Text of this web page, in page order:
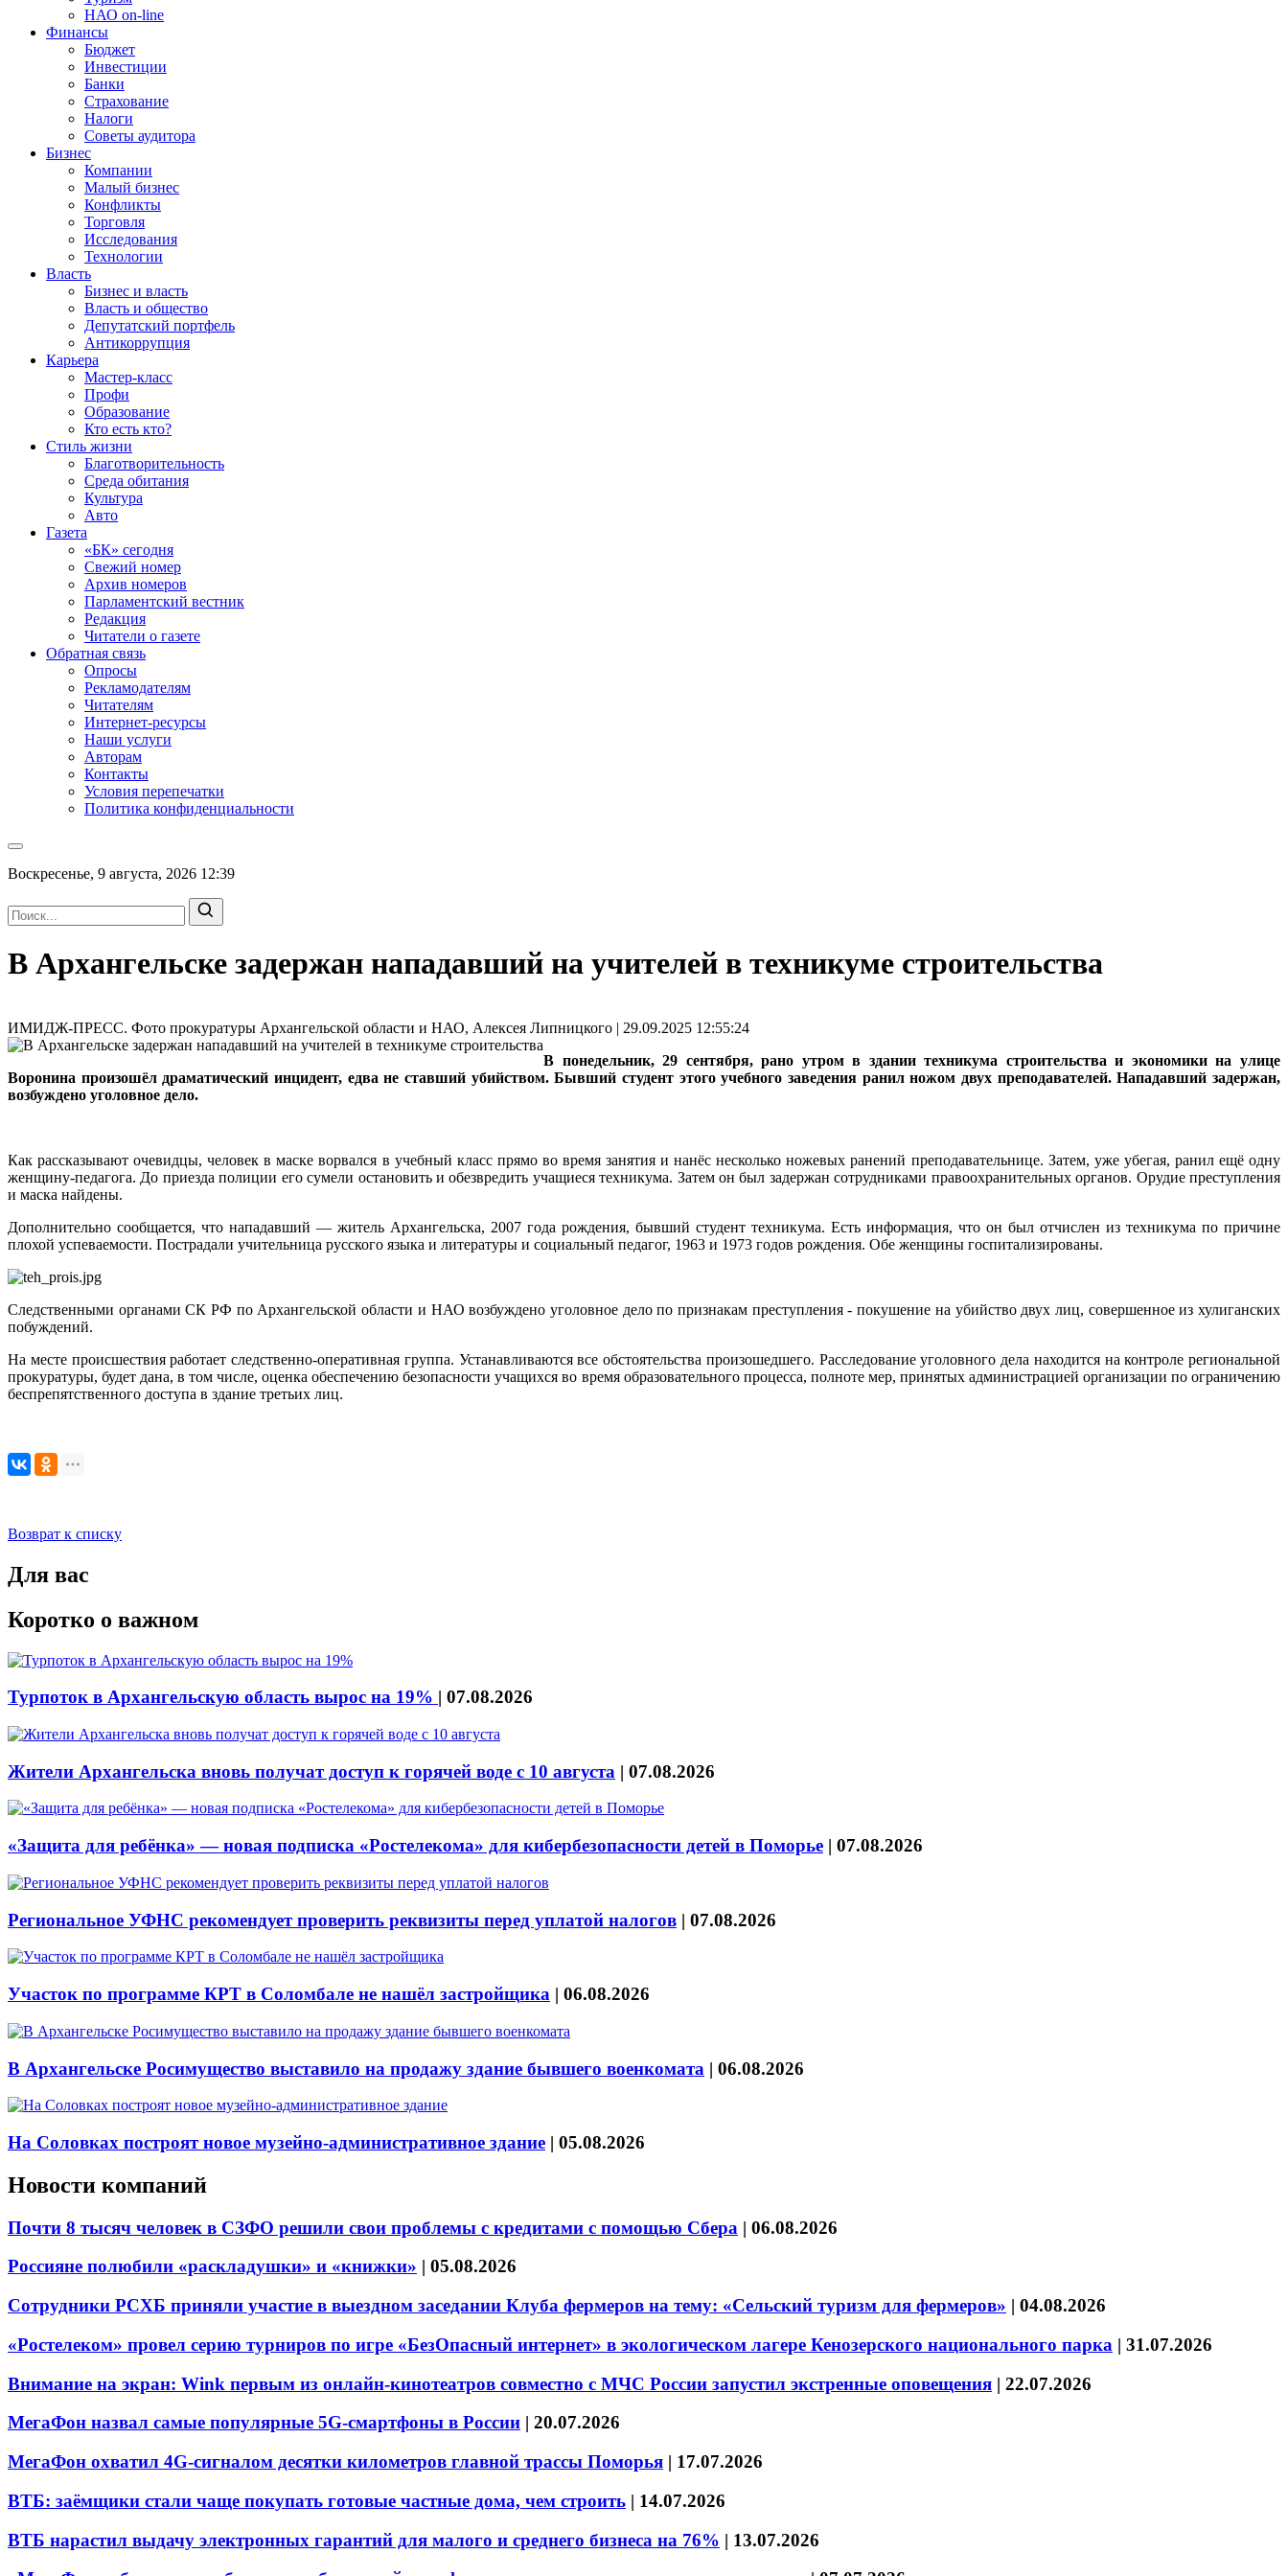
НАО on-line
Финансы
Бюджет
Инвестиции
Банки
Страхование
Налоги
Советы аудитора
Бизнес
Компании
Малый бизнес
Конфликты
Торговля
Исследования
Технологии
Власть
Бизнес и власть
Власть и общество
Депутатский портфель
Антикоррупция
Карьера
Мастер-класс
Профи
Образование
Кто есть кто?
Стиль жизни
Благотворительность
Среда обитания
Культура
Авто
Газета
«БК» сегодня
Свежий номер
Архив номеров
Парламентский вестник
Редакция
Читатели о газете
Обратная связь
Опросы
Рекламодателям
Читателям
Интернет-ресурсы
Наши услуги
Авторам
Контакты
Условия перепечатки
Политика конфиденциальности
Воскресенье, 9 августа, 2026 12:39
В Архангельске задержан нападавший на учителей в техникуме строительства
ИМИДЖ-ПРЕСС. Фото прокуратуры Архангельской области и НАО, Алексея Липницкого | 29.09.2025 12:55:24
В понедельник, 29 сентября, рано утром в здании техникума строительства и экономики на улице
Воронина произошёл драматический инцидент, едва не ставший убийством. Бывший студент этого учебного заведения ранил ножом двух преподавателей. Нападавший задержан,
возбуждено уголовное дело.
Как рассказывают очевидцы, человек в маске ворвался в учебный класс прямо во время занятия и нанёс несколько ножевых ранений преподавательнице. Затем, уже убегая, ранил ещё одну
женщину-педагога. До приезда полиции его сумели остановить и обезвредить учащиеся техникума. Затем он был задержан сотрудниками правоохранительных органов. Орудие преступления
и маска найдены.
Дополнительно сообщается, что нападавший — житель Архангельска, 2007 года рождения, бывший студент техникума. Есть информация, что он был отчислен из техникума по причине
плохой успеваемости. Пострадали учительница русского языка и литературы и социальный педагог, 1963 и 1973 годов рождения. Обе женщины госпитализированы.
Следственными органами СК РФ по Архангельской области и НАО возбуждено уголовное дело по признакам преступления - покушение на убийство двух лиц, совершенное из хулиганских
побуждений.
На месте происшествия работает следственно-оперативная группа. Устанавливаются все обстоятельства произошедшего. Расследование уголовного дела находится на контроле региональной
прокуратуры, будет дана, в том числе, оценка обеспечению безопасности учащихся во время образовательного процесса, полноте мер, принятых администрацией организации по ограничению
беспрепятственного доступа в здание третьих лиц.
Возврат к списку
Для вас
Коротко о важном
Турпоток в Архангельскую область вырос на 19% | 07.08.2026
Жители Архангельска вновь получат доступ к горячей воде с 10 августа | 07.08.2026
«Защита для ребёнка» — новая подписка «Ростелекома» для кибербезопасности детей в Поморье | 07.08.2026
Региональное УФНС рекомендует проверить реквизиты перед уплатой налогов | 07.08.2026
Участок по программе КРТ в Соломбале не нашёл застройщика | 06.08.2026
В Архангельске Росимущество выставило на продажу здание бывшего военкомата | 06.08.2026
На Соловках построят новое музейно-административное здание | 05.08.2026
Новости компаний
Почти 8 тысяч человек в СЗФО решили свои проблемы с кредитами с помощью Сбера | 06.08.2026
Россияне полюбили «раскладушки» и «книжки» | 05.08.2026
Сотрудники РСХБ приняли участие в выездном заседании Клуба фермеров на тему: «Сельский туризм для фермеров» | 04.08.2026
«Ростелеком» провел серию турниров по игре «БезОпасный интернет» в экологическом лагере Кенозерского национального парка | 31.07.2026
Внимание на экран: Wink первым из онлайн-кинотеатров совместно с МЧС России запустил экстренные оповещения | 22.07.2026
МегаФон назвал самые популярные 5G-смартфоны в России | 20.07.2026
МегаФон охватил 4G-сигналом десятки километров главной трассы Поморья | 17.07.2026
ВТБ: заёмщики стали чаще покупать готовые частные дома, чем строить | 14.07.2026
ВТБ нарастил выдачу электронных гарантий для малого и среднего бизнеса на 76% | 13.07.2026